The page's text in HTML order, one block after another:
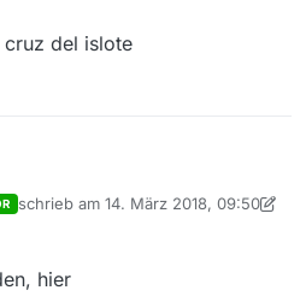
cruz del islote
santa cruz del islote
schrieb am 14. März 2018, 09:50
zuletzt editiert von iks-jott
hier